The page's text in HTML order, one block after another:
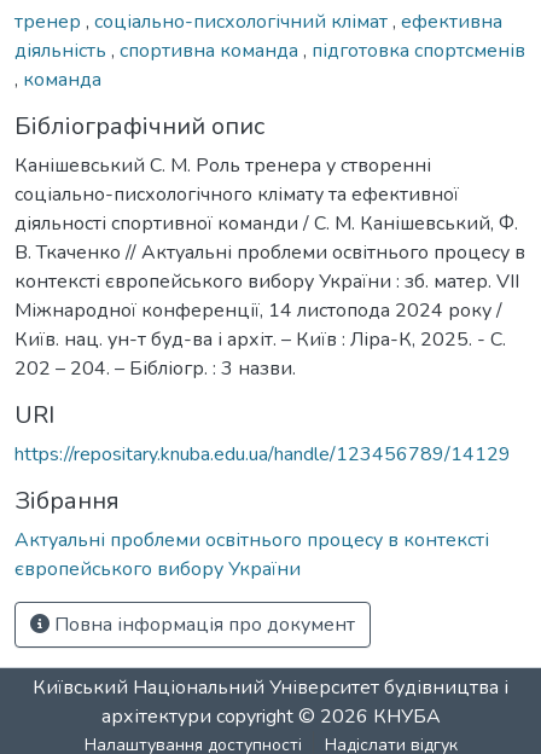
тренер , соціально-писхологічний клімат, ефективна
діяльність , спортивна команда , підготовка спортсменів
, команда
Бібліографічний опис
Канішевський С. М. Роль тренера у створенні
соціально-писхологічного клімату та ефективної
діяльності спортивної команди / С. М. Канішевський, Ф.
В. Ткаченко // Актуальні проблеми освітнього процесу в
контексті європейського вибору України : зб. матер. VІІ
Міжнародної конференції, 14 листопода 2024 року /
Київ. нац. ун-т буд-ва і архіт. – Київ : Ліра-К, 2025. - С.
202 – 204. – Бібліогр. : 3 назви.
URI
https://repositary.knuba.edu.ua/handle/123456789/14129
Зібрання
Актуальні проблеми освітнього процесу в контексті
європейського вибору України
Повна інформація про документ
Київський Національний Університет будівництва і
архітектури copyright © 2026 КНУБА
Налаштування доступності Надіслати відгук